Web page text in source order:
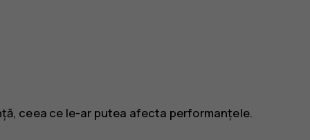
ceea ce le-ar putea afecta performanțele.